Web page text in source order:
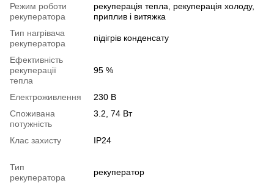
Режим роботи
рекуператора
рекуперація тепла, рекуперація холоду,
приплив і витяжка
Тип нагрівача
рекуператора
підігрів конденсату
Ефективність
рекуперації
тепла
95 %
Електроживлення
230 В
Споживана
потужність
3.2, 74 Вт
Клас захисту IP24
Тип
рекуператора
рекуператор